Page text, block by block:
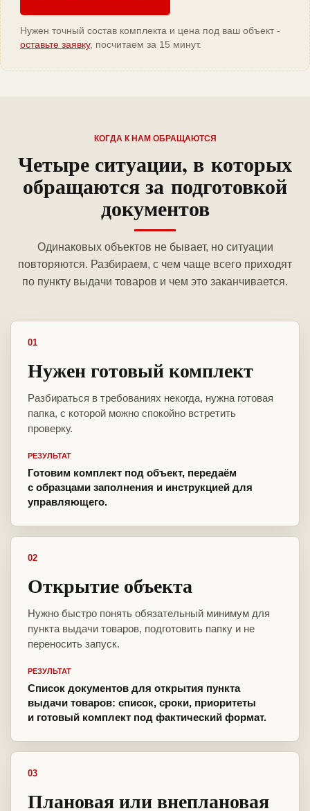
Нужен точный состав комплекта и цена под ваш объект -
оставьте заявку, посчитаем за 15 минут.
КОГДА К НАМ ОБРАЩАЮТСЯ
Четыре ситуации, в которых
обращаются за подготовкой
документов
Одинаковых объектов не бывает, но ситуации
повторяются. Разбираем, с чем чаще всего приходят
по пункту выдачи товаров и чем это заканчивается.
01
Нужен готовый комплект
Разбираться в требованиях некогда, нужна готовая
папка, с которой можно спокойно встретить
проверку.
РЕЗУЛЬТАТ
Готовим комплект под объект, передаём
с образцами заполнения и инструкцией для
управляющего.
02
Открытие объекта
Нужно быстро понять обязательный минимум для
пункта выдачи товаров, подготовить папку и не
переносить запуск.
РЕЗУЛЬТАТ
Список документов для открытия пункта
выдачи товаров: список, сроки, приоритеты
и готовый комплект под фактический формат.
03
Плановая или внеплановая